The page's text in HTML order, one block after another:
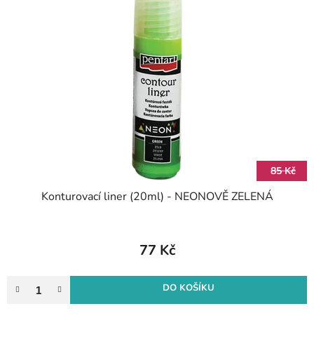
85 Kč
Konturovací liner (20ml) - NEONOVĚ ZELENÁ
77 Kč
DO KOŠÍKU